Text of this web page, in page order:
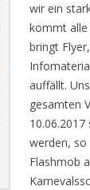
wir ein
kommt alle
bringt
auffällt.
gesamten
werden, so
Flashmob